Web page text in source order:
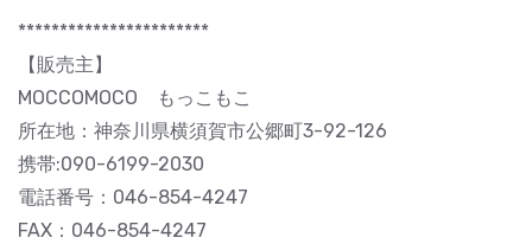
***********************
【販売主】
MOCCOMOCO もっこもこ
所在地：神奈川県横須賀市公郷町3-92-126
携帯:090-6199-2030
電話番号：046-854-4247
FAX：046-854-4247